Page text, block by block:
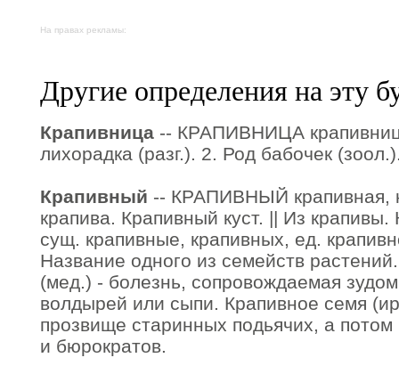
На правах рекламы:
Другие определения на эту
Крапивница -- КРАПИВНИЦА
лихорадка (разг.). 2. Род бабочек
Крапивный -- КРАПИВНЫЙ крапивная,
крапива. Крапивный куст. || Из
сущ. крапивные, крапивных, ед.
Название одного из семейств
(мед.) - болезнь, сопровождаемая
волдырей или сыпи. Крапивное семя
прозвище старинных подьячих, а потом
и бюрократов.